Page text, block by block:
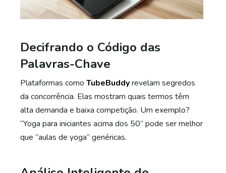
Decifrando o Código das
Palavras-Chave
Plataformas como TubeBuddyrevelam segredos
da concorrência. Elas mostram quais termos têm
alta demanda e baixa competição. Um exemplo?
“Yoga para iniciantes acima dos 50” pode ser melhor
que “aulas de yoga” genéricas.